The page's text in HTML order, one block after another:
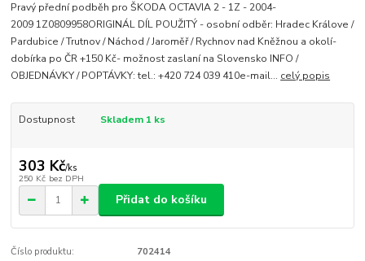
Pravý přední podběh pro ŠKODA OCTAVIA 2 - 1Z - 2004-
2009 1Z0809958ORIGINÁL DÍL POUŽITÝ - osobní odběr: Hradec Králove /
Pardubice / Trutnov / Náchod / Jaroměř / Rychnov nad Kněžnou a okolí-
dobírka po ČR +150 Kč- možnost zaslaní na Slovensko INFO /
OBJEDNÁVKY / POPTÁVKY: tel.: +420 724 039 410e-mail... celý popis
Dostupnost Skladem 1 ks
303 Kč/ks
250 Kč bez DPH
Přidat do košíku
Číslo produktu: 702414